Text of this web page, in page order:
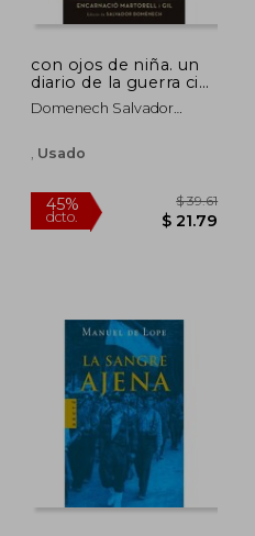
con ojos de niña. un
diario de la guerra civil
española
Domenech Salvador
Usado